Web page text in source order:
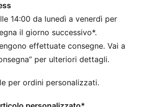
per bambini più grandi dagli otto ai
14:00 da lunedì a venerdì per
il giorno successivo*.
effettuate consegne. Vai a
per ulteriori dettagli.
per ordini personalizzati.